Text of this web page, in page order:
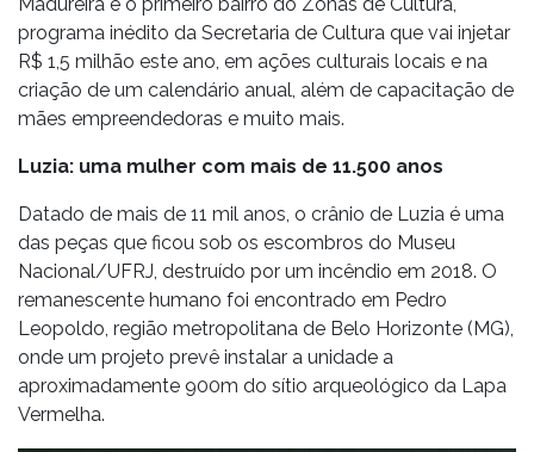
programa inédito da Secretaria de Cultura que vai injetar
R$ 1,5 milhão este ano, em ações culturais locais e na
criação de um calendário anual, além de capacitação de
mães empreendedoras e muito mais.
Luzia: uma mulher com mais de 11.500 anos
Datado de mais de 11 mil anos, o crânio de Luzia é uma
das peças que ficou sob os escombros do Museu
Nacional/UFRJ, destruído por um incêndio em 2018. O
remanescente humano foi encontrado em Pedro
Leopoldo, região metropolitana de Belo Horizonte (MG),
onde um projeto prevê instalar a unidade a
aproximadamente 900m do sítio arqueológico da Lapa
Vermelha.